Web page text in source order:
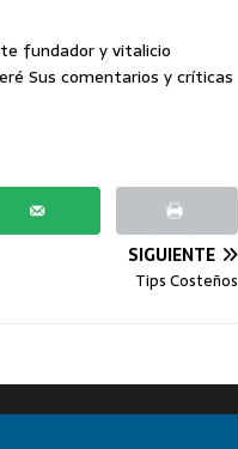
fundador y vitalicio
Sus comentarios y críticas
SIGUIENTE
Tips Costeños